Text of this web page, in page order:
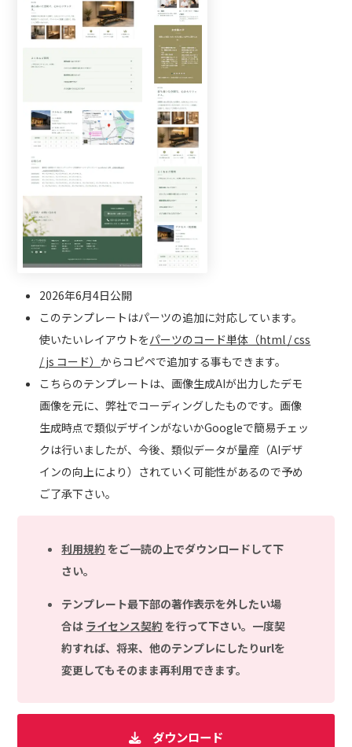
2026年6月4日公開
このテンプレートはパーツの追加に対応しています。
使いたいレイアウトをパーツのコード単体（html / css
/ js コード）からコピペで追加する事もできます。
こちらのテンプレートは、画像生成AIが出力したデモ
画像を元に、弊社でコーディングしたものです。画像
生成時点で類似デザインがないかGoogleで簡易チェッ
クは行いましたが、今後、類似データが量産（AIデザ
インの向上により）されていく可能性があるので予め
ご了承下さい。
利用規約 をご一読の上でダウンロードして下
さい。
テンプレート最下部の著作表示を外したい場
合は ライセンス契約 を行って下さい。一度契
約すれば、将来、他のテンプレにしたりurlを
変更してもそのまま再利用できます。
ダウンロード